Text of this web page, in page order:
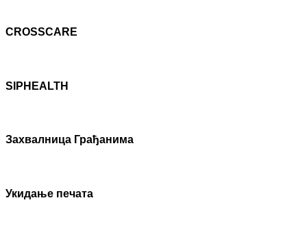
CROSSCARE
SIPHEALTH
Захвалница Грађанима
Укидање печата